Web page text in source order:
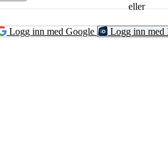
eller
Logg inn med Google Logg inn med